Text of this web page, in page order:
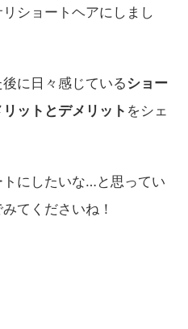
ショートヘアにしまし
に日々感じているショー
ットとデメリット をシェ
にしたいな…と思ってい
てくださいね！